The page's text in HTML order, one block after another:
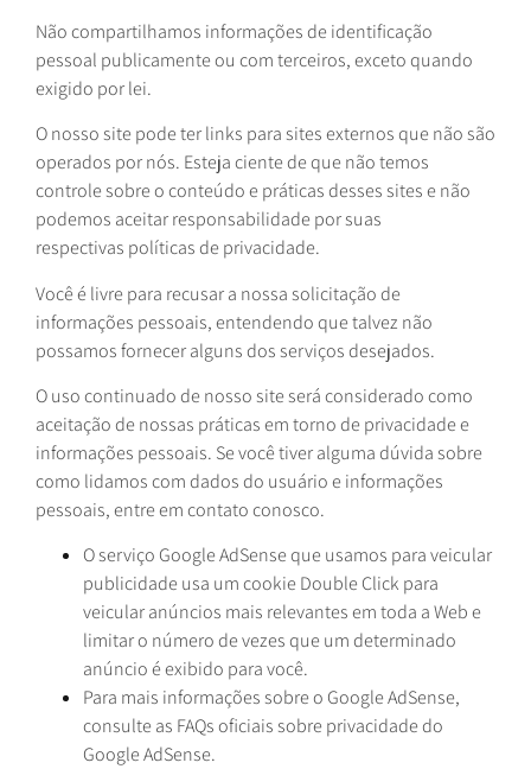
Não compartilhamos informações de identificação
pessoal publicamente ou com terceiros, exceto quando
exigido por lei.
O nosso site pode ter links para sites externos que não são
operados por nós. Esteja ciente de que não temos
controle sobre o conteúdo e práticas desses sites e não
podemos aceitar responsabilidade por suas
respectivas políticas de privacidade.
Você é livre para recusar a nossa solicitação de
informações pessoais, entendendo que talvez não
possamos fornecer alguns dos serviços desejados.
O uso continuado de nosso site será considerado como
aceitação de nossas práticas em torno de privacidade e
informações pessoais. Se você tiver alguma dúvida sobre
como lidamos com dados do usuário e informações
pessoais, entre em contato conosco.
O serviço Google AdSense que usamos para veicular
publicidade usa um cookie Double Click para
veicular anúncios mais relevantes em toda a Web e
limitar o número de vezes que um determinado
anúncio é exibido para você.
Para mais informações sobre o Google AdSense,
consulte as FAQs oficiais sobre privacidade do
Google AdSense.